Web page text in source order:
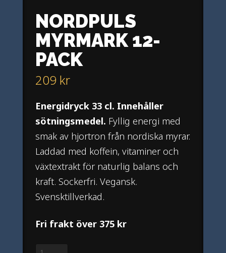
NORDPULS
MYRMARK 12-
PACK
209 kr
Energidryck 33 cl. Innehåller
sötningsmedel. Fyllig energi med
smak av hjortron från nordiska myrar.
Laddad med koffein, vitaminer och
växtextrakt för naturlig balans och
kraft. Sockerfri. Vegansk.
Svensktillverkad.
Fri frakt över 375 kr
Nordpuls